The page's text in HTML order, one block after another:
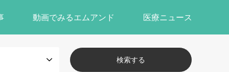
動画でみるエムアンド 医療ニュース